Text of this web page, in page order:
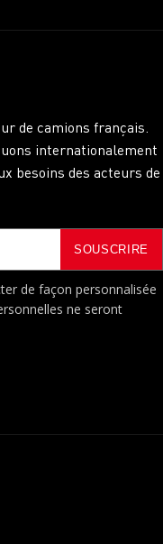
de camions français.
internationalement
besoins des acteurs de
de façon personnalisée
ne seront